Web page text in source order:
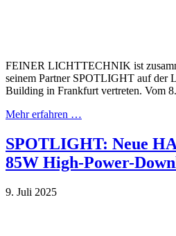
FEINER LICHTTECHNIK ist
seinem Partner SPOTLIGHT auf der
Building in Frankfurt vertreten. Vom
Mehr erfahren …
SPOTLIGHT: Neue
85W High-Power-
9. Juli 2025